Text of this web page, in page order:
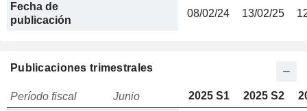
Fecha de
publicación
08/02/24 13/02/25
Publicaciones trimestrales
Período fiscal Junio 2025 S1 2025 S2